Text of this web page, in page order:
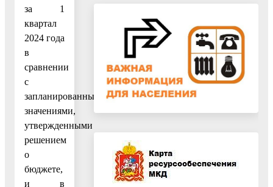
за 1
квартал
2024 года
в
сравнении
с
запланированными
значениями,
утвержденными
решением
о
бюджете,
и в